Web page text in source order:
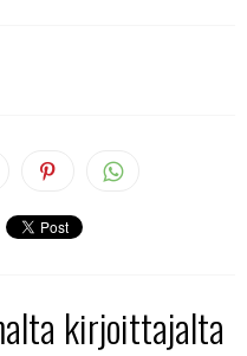
kirjoittajalta